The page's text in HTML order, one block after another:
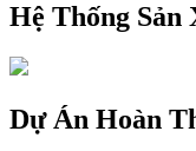
Hệ Thống
Dự Án Hoàn